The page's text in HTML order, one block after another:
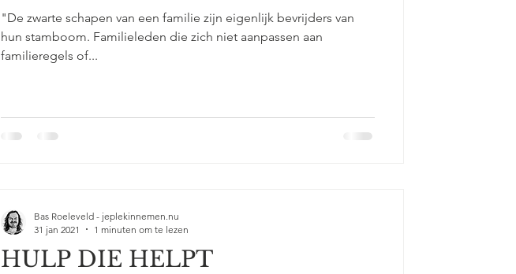
"De zwarte schapen van een familie zijn eigenlijk bevrijders van
hun stamboom. Familieleden die zich niet aanpassen aan
familieregels of...
HULP DIE HELPT
Bas Roeleveld - jeplekinnemen.nu
31 jan 2021
1 minuten om te lezen